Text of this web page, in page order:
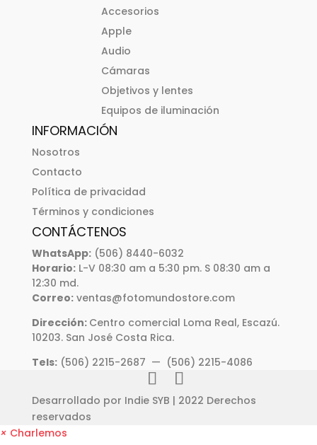
Accesorios
Apple
Audio
Cámaras
Objetivos y lentes
Equipos de iluminación
INFORMACIÓN
Nosotros
Contacto
Política de privacidad
Términos y condiciones
CONTÁCTENOS
WhatsApp:(506) 8440-6032
Horario:L-V 08:30 am a 5:30 pm. S 08:30 am a
12:30 md.
Correo:ventas@fotomundostore.com
Dirección: Centro comercial Loma Real, Escazú.
10203. San José Costa Rica.
Tels:(506) 2215-2687 — (506) 2215-4086
Desarrollado por Indie SYB | 2022 Derechos
reservados
× Charlemos